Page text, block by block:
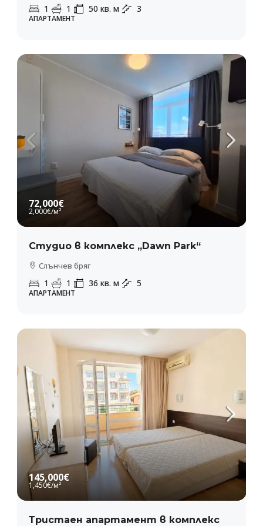
1 1 50 кв. м 3
АПАРТАМЕНТ
72,000€
2,000€/м²
Студио в комплекс „Dawn Park“
Слънчев бряг
1 1 36 кв. м 5
АПАРТАМЕНТ
145,000€
1,450€/м²
Тристаен апартамент в комплекс